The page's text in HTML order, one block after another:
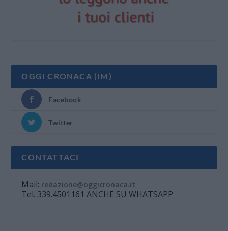
OGGI CRONACA (IM)
Facebook
Twitter
CONTATTACI
Mail: redazione@oggicronaca.it
Tel. 339.4501161 ANCHE SU WHATSAPP